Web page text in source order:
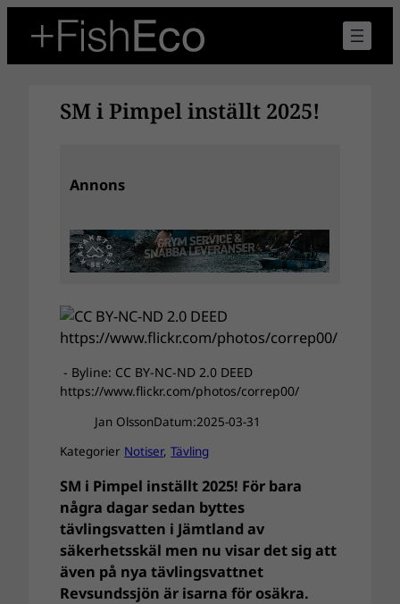
innehåll
SM i Pimpel inställt 2025!
Annons
- Byline: CC BY-NC-ND 2.0 DEED
https://www.flickr.com/photos/correp00/
Jan OlssonDatum:2025-03-31
Kategorier Notiser, Tävling
SM i Pimpel inställt 2025! För bara
några dagar sedan byttes
tävlingsvatten i Jämtland av
säkerhetsskäl men nu visar det sig att
även på nya tävlingsvattnet
Revsundssjön är isarna för osäkra.